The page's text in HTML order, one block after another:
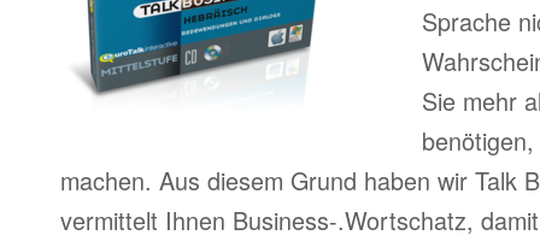
Sprache
Sie mehr
machen. Aus diesem Grund haben wir Talk
vermittelt Ihnen Business-.Wortschatz,